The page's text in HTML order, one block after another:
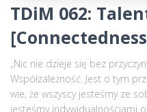
TDiM 062:
„Nic nie dzieje się bez
Współzależność. Jest o tym
wie, że wszyscy jesteśmy ze
jesteśmy indywidualnościami